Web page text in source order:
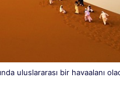
uluslararası bir havaalanı